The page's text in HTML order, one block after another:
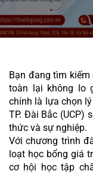
Bạn đang tìm
toàn lại không lo
chính là lựa chọn
TP. Đài Bắc (UCP)
thức và sự nghiệp.
Với chương trình
loạt học bổng giá
cơ hội học tập